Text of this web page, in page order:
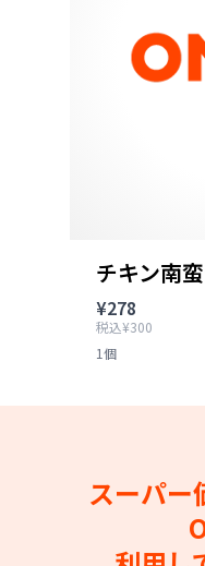
チキン南
¥278
税込¥300
1個
スーパー